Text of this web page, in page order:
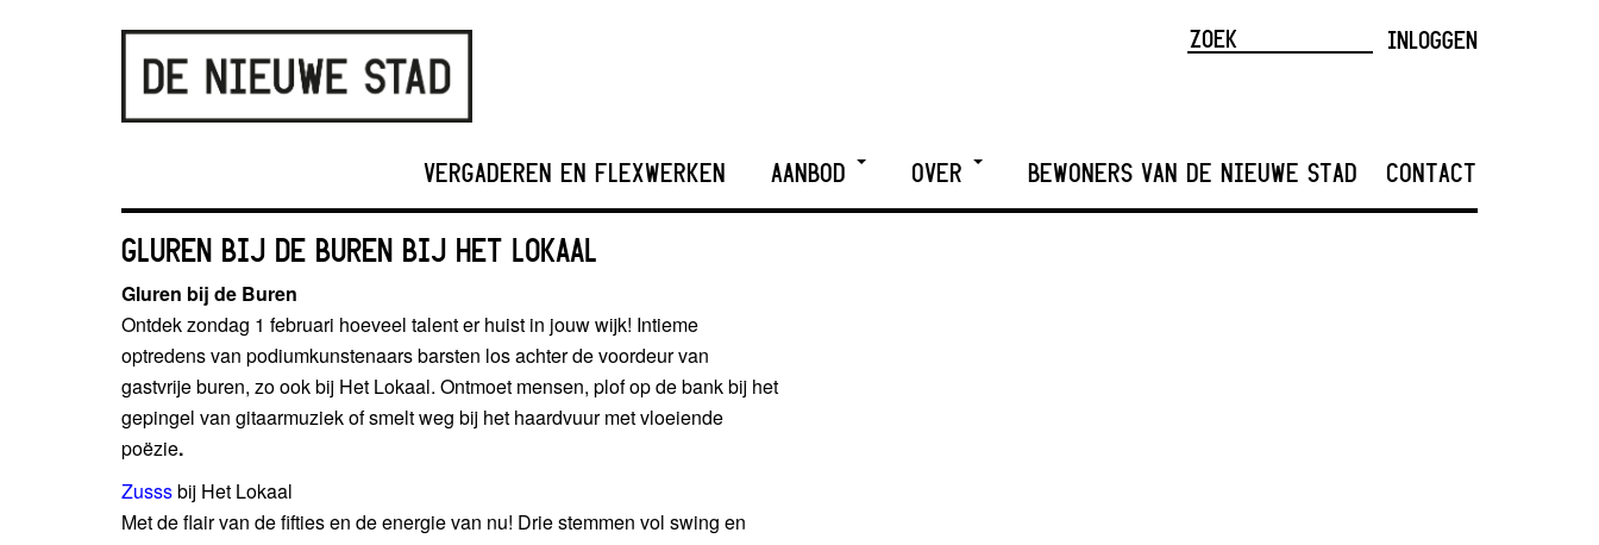
INLOGGEN
VERGADEREN EN FLEXWERKEN AANBOD OVER BEWONERS VAN DE NIEUWE STAD CONTACT
GLUREN BIJ DE BUREN BIJ HET LOKAAL
Gluren bij de Buren
Ontdek zondag 1 februari hoeveel talent er huist in jouw wijk! Intieme
optredens van podiumkunstenaars barsten los achter de voordeur van
gastvrije buren, zo ook bij Het Lokaal. Ontmoet mensen, plof op de bank bij het
gepingel van gitaarmuziek of smelt weg bij het haardvuur met vloeiende
poëzie.
Zusssbij Het Lokaal
Met de flair van de fifties en de energie van nu! Drie stemmen vol swing en